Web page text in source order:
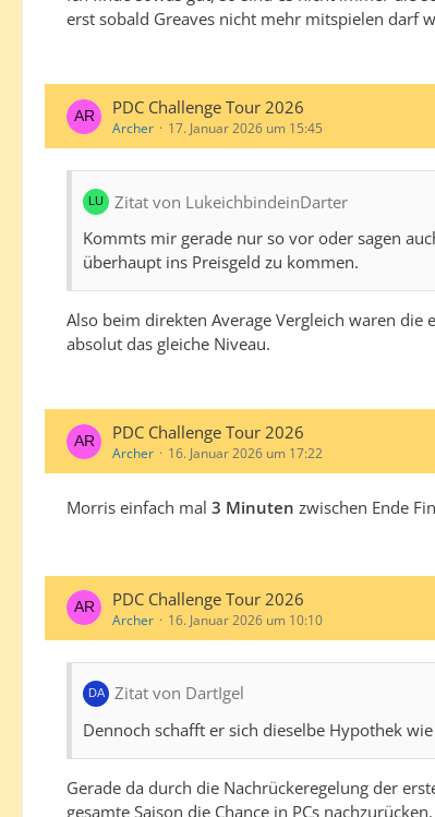
erst sobald Greaves nicht mehr mitspielen darf
PDC Challenge Tour 2026
Archer 17. Januar 2026 um 15:45
Zitat von LukeichbindeinDarter
Kommts mir gerade nur so vor oder sagen
überhaupt ins Preisgeld zu kommen.
Also beim direkten Average Vergleich waren die
absolut das gleiche Niveau.
PDC Challenge Tour 2026
Archer 16. Januar 2026 um 17:22
Morris einfach mal 3 Minuten zwischen Ende
PDC Challenge Tour 2026
Archer 16. Januar 2026 um 10:10
Zitat von DartIgel
Dennoch schafft er sich dieselbe Hypothek
Gerade da durch die Nachrückeregelung der
gesamte Saison die Chance in PCs